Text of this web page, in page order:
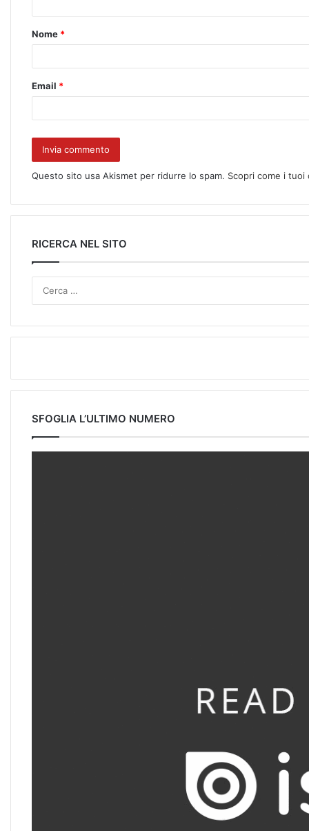
Nome *
Email *
Questo sito usa Akismet per ridurre lo spam. Scopri come i
RICERCA NEL SITO
SFOGLIA L’ULTIMO NUMERO